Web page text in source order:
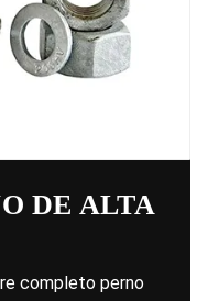
DE ALTA
completo perno